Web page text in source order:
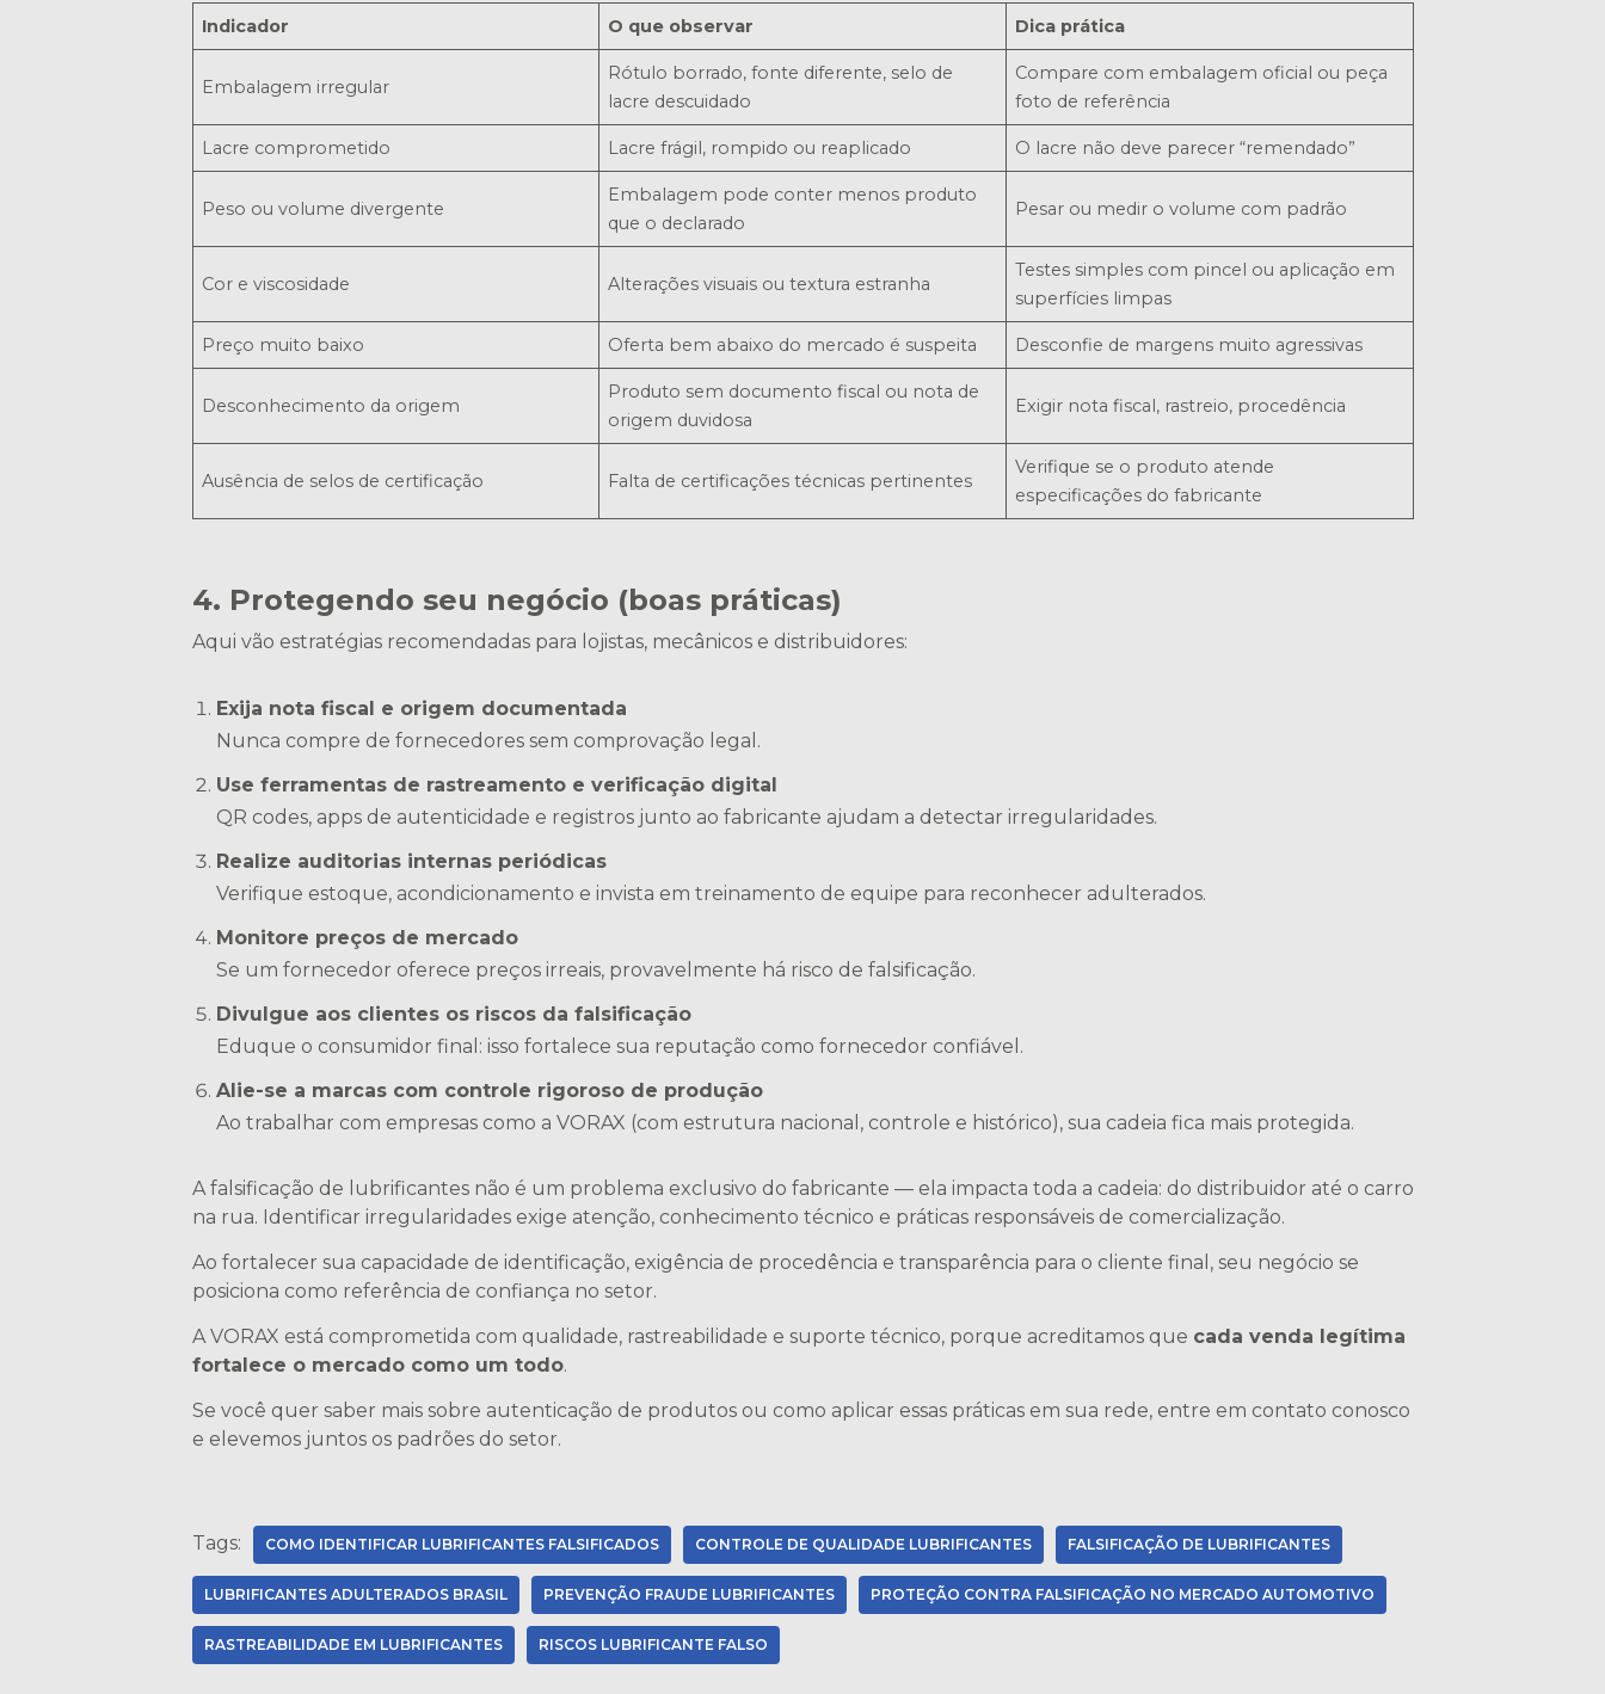
Indicador O que observar Dica prática
Embalagem irregular
Rótulo borrado, fonte diferente, selo de
lacre descuidado
Compare com embalagem oficial ou peça
foto de referência
Lacre comprometido Lacre frágil, rompido ou reaplicado O lacre não deve parecer “remendado”
Peso ou volume divergente
Embalagem pode conter menos produto
que o declarado
Pesar ou medir o volume com padrão
Cor e viscosidade Alterações visuais ou textura estranha
Testes simples com pincel ou aplicação em
superfícies limpas
Preço muito baixo Oferta bem abaixo do mercado é suspeita Desconfie de margens muito agressivas
Desconhecimento da origem
Produto sem documento fiscal ou nota de
origem duvidosa
Exigir nota fiscal, rastreio, procedência
Ausência de selos de certificação Falta de certificações técnicas pertinentes
Verifique se o produto atende
especificações do fabricante
4. Protegendo seu negócio (boas práticas)
Aqui vão estratégias recomendadas para lojistas, mecânicos e distribuidores:
Exija nota fiscal e origem documentada
Nunca compre de fornecedores sem comprovação legal.
Use ferramentas de rastreamento e verificação digital
QR codes, apps de autenticidade e registros junto ao fabricante ajudam a detectar irregularidades.
Realize auditorias internas periódicas
Verifique estoque, acondicionamento e invista em treinamento de equipe para reconhecer adulterados.
Monitore preços de mercado
Se um fornecedor oferece preços irreais, provavelmente há risco de falsificação.
Divulgue aos clientes os riscos da falsificação
Eduque o consumidor final: isso fortalece sua reputação como fornecedor confiável.
Alie-se a marcas com controle rigoroso de produção
Ao trabalhar com empresas como a VORAX (com estrutura nacional, controle e histórico), sua cadeia fica mais protegida.
A falsificação de lubrificantes não é um problema exclusivo do fabricante — ela impacta toda a cadeia: do distribuidor até o carro
na rua. Identificar irregularidades exige atenção, conhecimento técnico e práticas responsáveis de comercialização.
Ao fortalecer sua capacidade de identificação, exigência de procedência e transparência para o cliente final, seu negócio se
posiciona como referência de confiança no setor.
A VORAX está comprometida com qualidade, rastreabilidade e suporte técnico, porque acreditamos que cada venda legítima
fortalece o mercado como um todo.
Se você quer saber mais sobre autenticação de produtos ou como aplicar essas práticas em sua rede, entre em contato conosco
e elevemos juntos os padrões do setor.
Tags: COMO IDENTIFICAR LUBRIFICANTES FALSIFICADOS CONTROLE DE QUALIDADE LUBRIFICANTES FALSIFICAÇÃO DE LUBRIFICANTES
LUBRIFICANTES ADULTERADOS BRASIL PREVENÇÃO FRAUDE LUBRIFICANTES PROTEÇÃO CONTRA FALSIFICAÇÃO NO MERCADO AUTOMOTIVO
RASTREABILIDADE EM LUBRIFICANTES RISCOS LUBRIFICANTE FALSO